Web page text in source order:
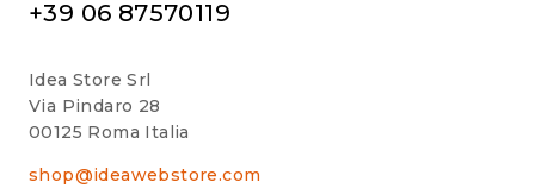
+39 06 87570119
Idea Store Srl
Via Pindaro 28
00125 Roma Italia
shop@ideawebstore.com